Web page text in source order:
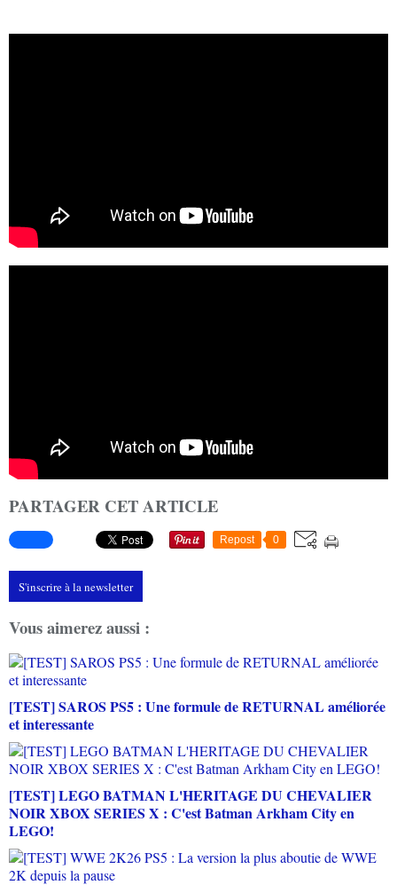
PARTAGER CET ARTICLE
Repost 0
S'inscrire à la newsletter
Vous aimerez aussi :
[TEST] SAROS PS5 : Une formule de RETURNAL améliorée
et interessante
[TEST] LEGO BATMAN L'HERITAGE DU CHEVALIER
NOIR XBOX SERIES X : C'est Batman Arkham City en
LEGO!